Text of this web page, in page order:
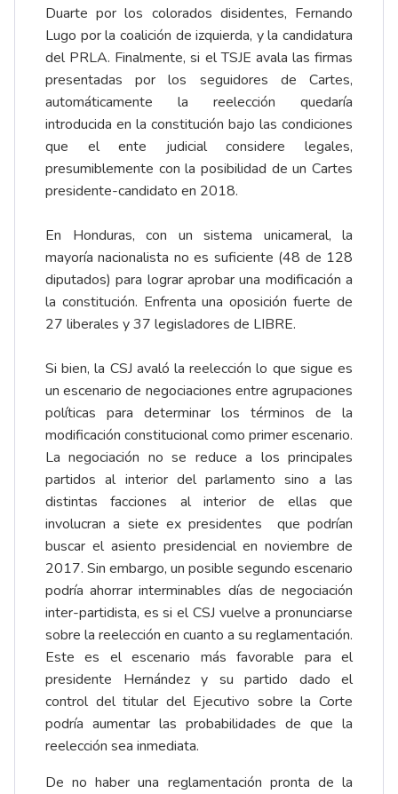
Duarte por los colorados disidentes, Fernando
Lugo por la coalición de izquierda, y la candidatura
del PRLA. Finalmente, si el TSJE avala las firmas
presentadas por los seguidores de Cartes,
automáticamente la reelección quedaría
introducida en la constitución bajo las condiciones
que el ente judicial considere legales,
presumiblemente con la posibilidad de un Cartes
presidente-candidato en 2018.
En Honduras, con un sistema unicameral, la
mayoría nacionalista no es suficiente (48 de 128
diputados) para lograr aprobar una modificación a
la constitución. Enfrenta una oposición fuerte de
27 liberales y 37 legisladores de LIBRE.
Si bien, la CSJ avaló la reelección lo que sigue es
un escenario de negociaciones entre agrupaciones
políticas para determinar los términos de la
modificación constitucional como primer escenario.
La negociación no se reduce a los principales
partidos al interior del parlamento sino a las
distintas facciones al interior de ellas que
involucran a siete ex presidentes que podrían
buscar el asiento presidencial en noviembre de
2017. Sin embargo, un posible segundo escenario
podría ahorrar interminables días de negociación
inter-partidista, es si el CSJ vuelve a pronunciarse
sobre la reelección en cuanto a su reglamentación.
Este es el escenario más favorable para el
presidente Hernández y su partido dado el
control del titular del Ejecutivo sobre la Corte
podría aumentar las probabilidades de que la
reelección sea inmediata.
De no haber una reglamentación pronta de la